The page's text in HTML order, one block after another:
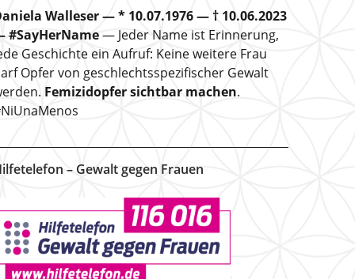
Walleser — * 10.07.1976 — † 10.06.2023
#SayHerName— Jeder Name ist Erinnerung,
Geschichte ein Aufruf: Keine weitere Frau
Opfer von geschlechtsspezifischer Gewalt
Femizidopfer sichtbar machen.
– Gewalt gegen Frauen